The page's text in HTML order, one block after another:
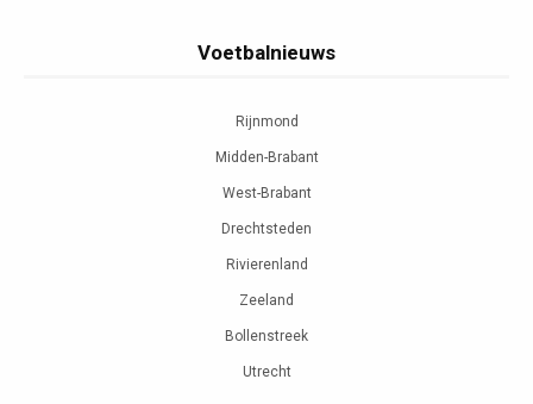
Voetbalnieuws
Rijnmond
Midden-Brabant
West-Brabant
Drechtsteden
Rivierenland
Zeeland
Bollenstreek
Utrecht